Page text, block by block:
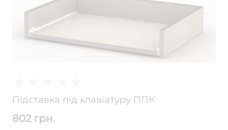
Підставка під клавіатуру ППК
802 грн.